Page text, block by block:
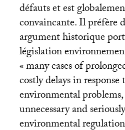
défauts et est
convaincante. Il préfère
argument historique
législation
«many cases of
costly delays in response
environmental
unnecessary and
environmental